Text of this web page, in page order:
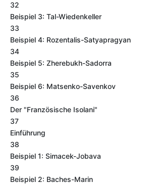
32
Beispiel 3: Tal-Wiedenkeller
33
Beispiel 4: Rozentalis-Satyapragyan
34
Beispiel 5: Zherebukh-Sadorra
35
Beispiel 6: Matsenko-Savenkov
36
Der "Französische Isolani"
37
Einführung
38
Beispiel 1: Simacek-Jobava
39
Beispiel 2: Baches-Marin